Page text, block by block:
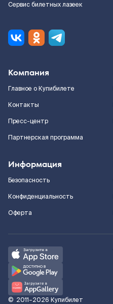
Сервис билетных лазеек
Компания
Главное о Купибилете
Контакты
Пресс-центр
Партнерская программа
Информация
Безопасность
Конфиденциальность
Оферта
© 2011–2026 Купибилет